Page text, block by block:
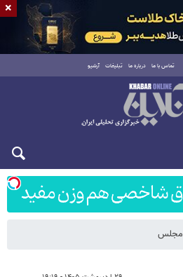
تماس با ما درباره ما تبلیغات آرشیو
مجلس
×